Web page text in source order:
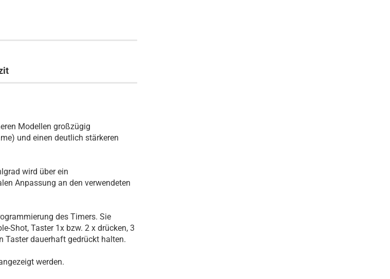
Modellen großzügig
und einen deutlich stärkeren
wird über ein
Anpassung an den verwendeten
des Timers. Sie
Shot, Taster 1x bzw. 2 x drücken, 3
Taster dauerhaft gedrückt halten.
werden.